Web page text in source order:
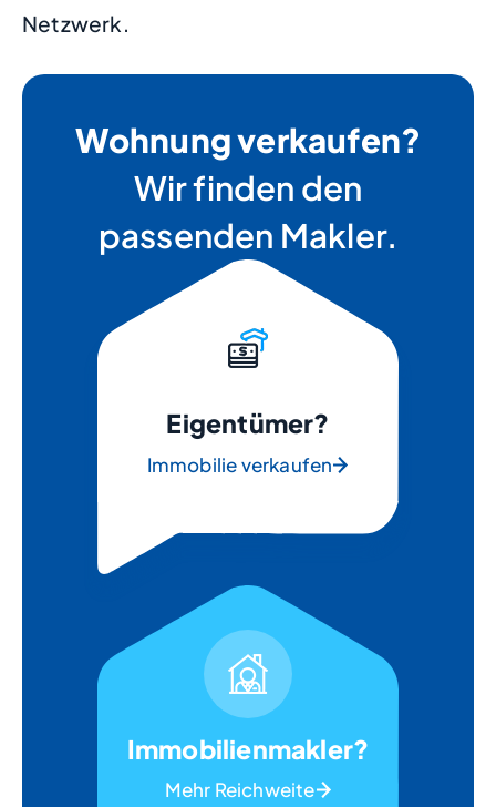
Netzwerk.
Wohnung verkaufen?
Wir finden den
passenden Makler.
Eigentümer?
Immobilie verkaufen
Immobilienmakler?
Mehr Reichweite